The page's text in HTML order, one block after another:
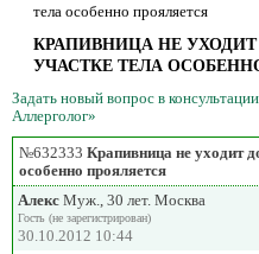
Суперакция «Каждому врачу свой
тела особенно прояляется
КРАПИВНИЦА НЕ
УЧАСТКЕ ТЕЛА
Задать новый вопрос в
Аллерголог»
№632333 Крапивница не уходит
особенно прояляется
Алекс Муж., 30 лет. Москва
Гость (не зарегистрирован)
30.10.2012 10:44